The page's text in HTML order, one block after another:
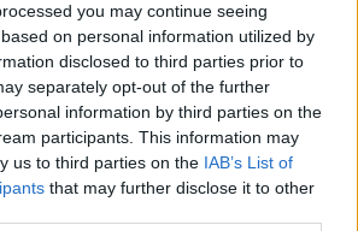
you may continue seeing
on personal information utilized by
disclosed to third parties prior to
separately opt-out of the further
information by third parties on the
participants. This information may
us to third parties on the IAB’s List of
that may further disclose it to other
FORMA-1
Ezt a hibát még Fred Vasseur sem
tudja letagadni a Ferrarinál
FORMA-1
Bankot robbanthat a Ferrari Max